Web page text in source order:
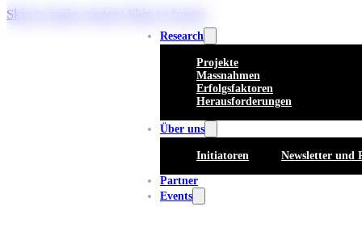
Skip to main content
Research
Projekte
Massnahmen
Erfolgsfaktoren
Herausforderungen
Über uns
Initiatoren Newsletter und
Partner
Events